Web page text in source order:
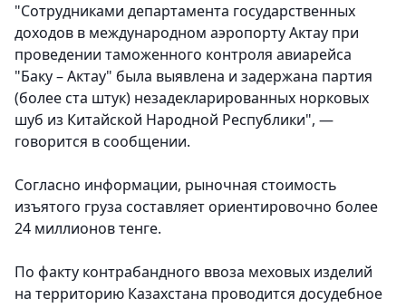
"Сотрудниками департамента государственных
доходов в международном аэропорту Актау при
проведении таможенного контроля авиарейса
"Баку – Актау" была выявлена и задержана партия
(более ста штук) незадекларированных норковых
шуб из Китайской Народной Республики", —
говорится в сообщении.
Согласно информации, рыночная стоимость
изъятого груза составляет ориентировочно более
24 миллионов тенге.
По факту контрабандного ввоза меховых изделий
на территорию Казахстана проводится досудебное